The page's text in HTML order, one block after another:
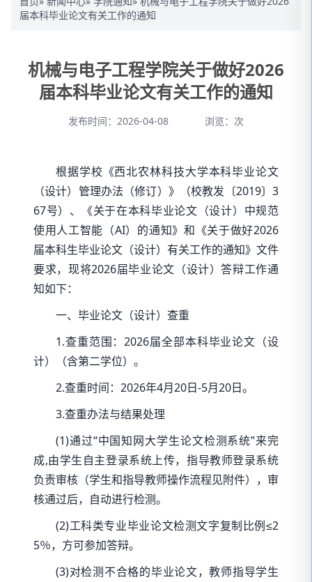
届本科毕业论文有关工作的通知
机械与电子工程学院关于做好2026
届本科毕业论文有关工作的通知
发布时间：2026-04-08 浏览： 次
根据学校《西北农林科技大学本科毕业论文
（设计）管理办法（修订）》（校教发〔2019〕3
67号）、《关于在本科毕业论文（设计）中规范
使用人工智能（AI）的通知》和《关于做好2026
届本科生毕业论文（设计）有关工作的通知》文件
要求，现将2026届毕业论文（设计）答辩工作通
知如下：
一、毕业论文（设计）查重
1.查重范围：2026届全部本科毕业论文（设
计）（含第二学位） 。
2.查重时间：2026年4月20日-5月20日。
3.查重办法与结果处理
(1)通过“中国知网大学生论文检测系统”来完
成,由学生自主登录系统上传，指导教师登录系统
负责审核（学生和指导教师操作流程见附件），审
核通过后，自动进行检测。
(2)工科类专业毕业论文检测文字复制比例≤2
5％，方可参加答辩。
(3)对检测不合格的毕业论文，教师指导学生